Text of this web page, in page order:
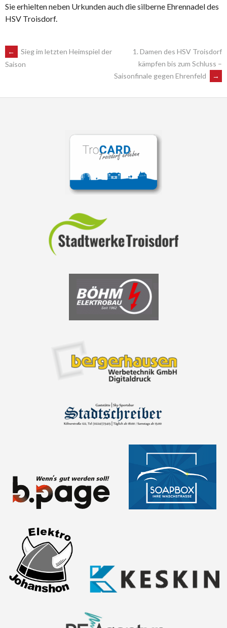
Sie erhielten neben Urkunden auch die silberne Ehrennadel des
HSV Troisdorf.
POST
←
Sieg im letzten Heimspiel der
Saison
1. Damen des HSV Troisdorf
kämpfen bis zum Schluss –
Saisonfinale gegen Ehrenfeld
→